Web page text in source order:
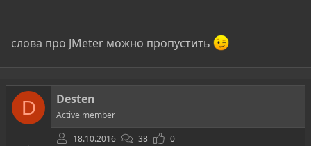
слова про JMeter можно пропустить
D Desten
Active member
18.10.2016
38
0